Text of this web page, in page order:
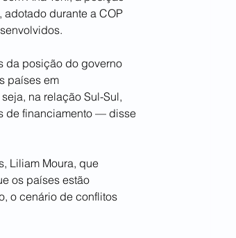
durante a COP
da posição do governo
países em
na relação Sul-Sul,
de financiamento — disse
Liliam Moura, que
os países estão
o cenário de conflitos